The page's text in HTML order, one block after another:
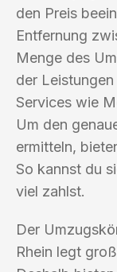
den Preis
Entfernung
Menge des
der
Services wie
Um den
ermitteln,
So kannst du
viel zahlst.
Der
Rhein legt